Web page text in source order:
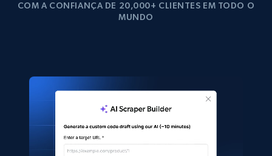
COM A CONFIANÇA DE 20,000+ CLIENTES EM TODO O
MUNDO